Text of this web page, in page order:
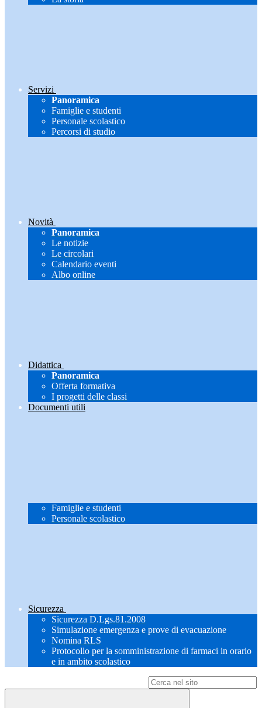
Servizi
Panoramica
Famiglie e studenti
Personale scolastico
Percorsi di studio
Novità
Panoramica
Le notizie
Le circolari
Calendario eventi
Albo online
Didattica
Panoramica
Offerta formativa
I progetti delle classi
Documenti utili
Famiglie e studenti
Personale scolastico
Sicurezza
Sicurezza D.Lgs.81.2008
Simulazione emergenza e prove di evacuazione
Nomina RLS
Protocollo per la somministrazione di farmaci in orario
e in ambito scolastico